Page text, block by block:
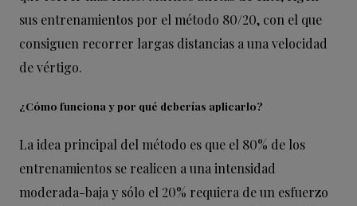
sus entrenamientos por el método 80/20, con el que
consiguen recorrer largas distancias a una velocidad
de vértigo.
¿Cómo funciona y por qué deberías aplicarlo?
La idea principal del método es que el 80% de los
entrenamientos se realicen a una intensidad
moderada-baja y sólo el 20% requiera de un esfuerzo